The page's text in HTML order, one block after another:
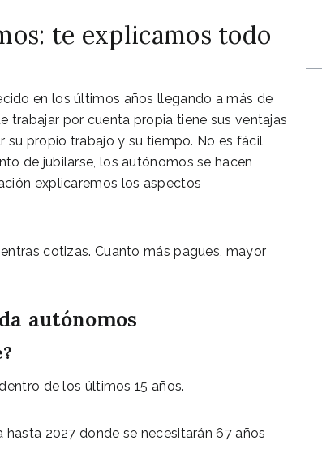
te explicamos todo
en los últimos años llegando a más de
trabajar por cuenta propia tiene sus ventajas
su propio trabajo y su tiempo. No es fácil
de jubilarse, los autónomos se hacen
explicaremos los aspectos
cotizas. Cuanto más pagues, mayor
autónomos
de los últimos 15 años.
2027 donde se necesitarán 67 años